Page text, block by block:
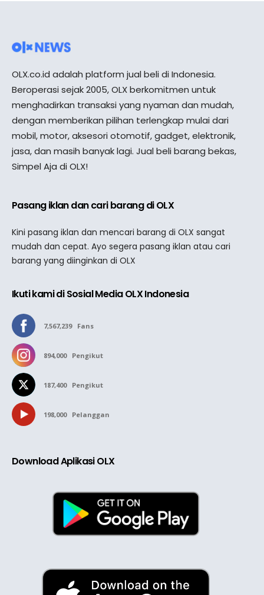
OLX.co.id adalah platform jual beli di Indonesia.
Beroperasi sejak 2005, OLX berkomitmen untuk
menghadirkan transaksi yang nyaman dan mudah,
dengan memberikan pilihan terlengkap mulai dari
mobil, motor, aksesori otomotif, gadget, elektronik,
jasa, dan masih banyak lagi. Jual beli barang bekas,
Simpel Aja di OLX!
Pasang iklan dan cari barang di OLX
Kini pasang iklan dan mencari barang di OLX sangat
mudah dan cepat. Ayo segera pasang iklan atau cari
barang yang diinginkan di OLX
Ikuti kami di Sosial Media OLX Indonesia
7,567,239 Fans
894,000 Pengikut
187,400 Pengikut
198,000 Pelanggan
Download Aplikasi OLX